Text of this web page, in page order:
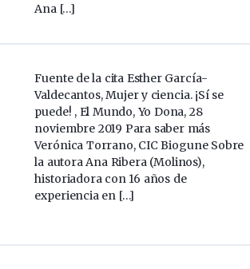
Ana […]
Fuente de la cita Esther García-
Valdecantos, Mujer y ciencia. ¡Sí se
puede! , El Mundo, Yo Dona, 28
noviembre 2019 Para saber más
Verónica Torrano, CIC Biogune Sobre
la autora Ana Ribera (Molinos),
historiadora con 16 años de
experiencia en […]